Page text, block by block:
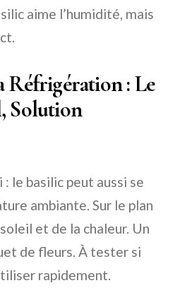
aime l’humidité, mais
Réfrigération : Le
Solution
le basilic peut aussi se
ambiante. Sur le plan
et de la chaleur. Un
de fleurs. À tester si
rapidement.